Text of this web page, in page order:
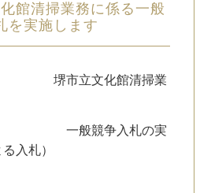
館清掃業務に係る一般
を実施します
堺市立文化館清掃業
入札の実
入札）